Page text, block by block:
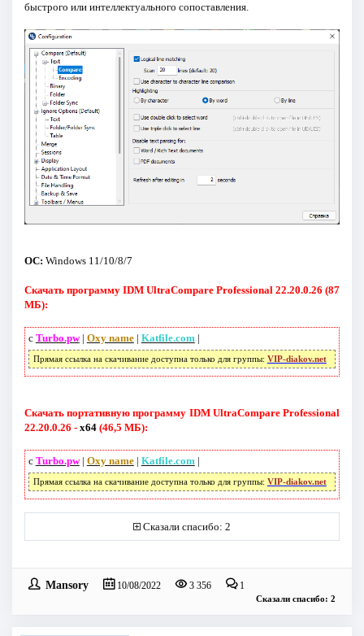
быстрого или интеллектуального сопоставления.
ОС: Windows 11/10/8/7
Скачать программу IDM UltraCompare Professional 22.20.0.26 (87
МБ):
с Turbo.pw| Oxy name| Katfile.com |
Прямая ссылка на скачивание доступна только для группы: VIP-diakov.net
Скачать портативную программу IDM UltraCompare Professional
22.20.0.26 - x64(46,5 МБ):
с Turbo.pw| Oxy name| Katfile.com |
Прямая ссылка на скачивание доступна только для группы: VIP-diakov.net
Сказали спасибо: 2
Mansory 10/08/2022 3 356 1
Сказали спасибо: 2